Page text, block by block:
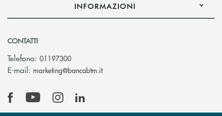
INFORMAZIONI
CONTATTI
Telefono: 01197300
E-mail: marketing@bancabtm.it(si apre l’app di posta elettronica)